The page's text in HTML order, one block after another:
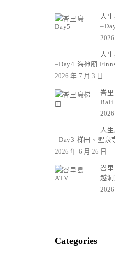
人
人
–Day4 海神廟
2026 年 7 月 3 日
峇
Bali
人
–Day3 梯田、聖泉
2026 年 6 月 26 日
峇
越
Categories